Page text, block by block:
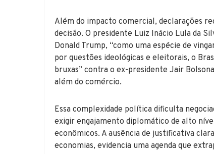
Além do impacto comercial, declarações
decisão. O presidente Luiz Inácio Lula da
Donald Trump, “como uma espécie de
por questões ideológicas e eleitorais, o
bruxas” contra o ex-presidente Jair
além do comércio.
Essa complexidade política dificulta
exigir engajamento diplomático de alto
econômicos. A ausência de justificativa
economias, evidencia uma agenda que